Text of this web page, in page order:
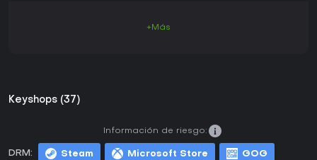
+Más
Keyshops (37)
DRM: Steam Microsoft Store GOG
Información de riesgo: